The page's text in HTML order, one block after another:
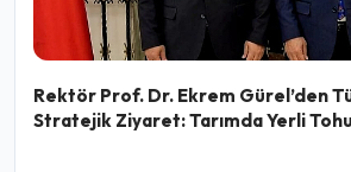
Rektör Prof. Dr. Ekrem Gürel’den
Stratejik Ziyaret: Tarımda Yerli